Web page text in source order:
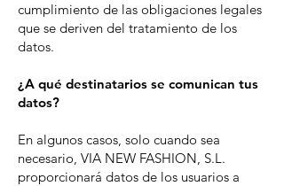
cumplimiento de las obligaciones legales
que se deriven del tratamiento de los
datos.
¿A qué destinatarios se comunican tus
datos?
En algunos casos, solo cuando sea
necesario, VIA NEW FASHION, S.L.
proporcionará datos de los usuarios a